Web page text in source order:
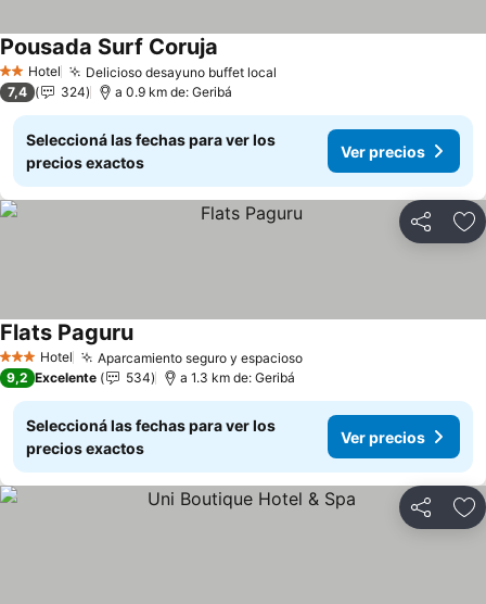
2 Estrellas
Hotel Delicioso desayuno buffet local
Pousada Surf Coruja
7,4 324 a 0.9 km de: Geribá
Seleccioná las fechas para ver los
precios exactos
Ver precios
Compartir
3 Estrellas
Hotel Aparcamiento seguro y espaciosoVer precios
Flats PaguruVer precios
9,2 Excelente 534 a 1.3 km de: Geribá
Seleccioná las fechas para ver los
precios exactos
Ver precios
Compartir